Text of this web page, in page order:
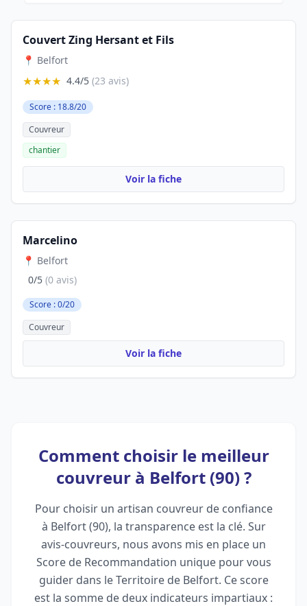
Couvert Zing Hersant et Fils
📍 Belfort
★★★★ 4.4/5 (23 avis)
Score : 18.8/20
Couvreur
chantier
Voir la fiche
Marcelino
📍 Belfort
0/5 (0 avis)
Score : 0/20
Couvreur
Voir la fiche
Comment choisir le meilleur
couvreur à Belfort (90) ?
Pour choisir un artisan couvreur de confiance
à Belfort (90), la transparence est la clé. Sur
avis-couvreurs, nous avons mis en place un
Score de Recommandation unique pour vous
guider dans le Territoire de Belfort. Ce score
est la somme de deux indicateurs impartiaux :